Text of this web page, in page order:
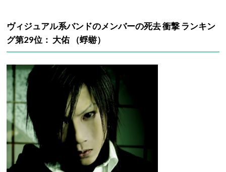
ヴィジュアル系バンドのメンバーの死去 衝撃 ランキン
グ第29位： 大佑 （蜉蝣）